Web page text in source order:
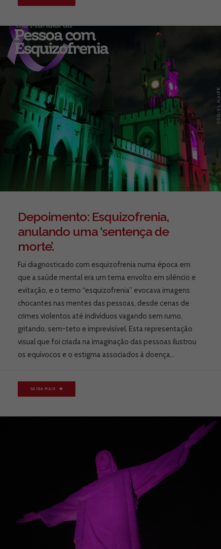
Depoimento: Esquizofrenia,
anulando uma ‘sentença de
morte’.
Fui diagnosticado com esquizofrenia numa época em
que a saúde mental era um tema envolto em silêncio e
evitação, e o termo “esquizofrenia” evocava imagens
chocantes nas mentes das pessoas, desde cenas de
crimes violentos até indivíduos vagando sem rumo,
gritando, sem-teto e imprevisível. Esta representação
visual que foi criada na imaginação das pessoas ilustrou
os equívocos e o estigma associados à doença…
SAIBA MAIS